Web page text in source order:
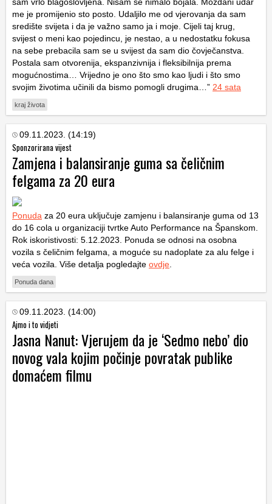
me je promijenio sto posto. Udaljilo me od vjerovanja da sam
središte svijeta i da je važno samo ja i moje. Cijeli taj krug,
svijest o meni kao pojedincu, je nestao, a u nedostatku fokusa
na sebe prebacila sam se u svijest da sam dio čovječanstva.
Postala sam otvorenija, ekspanzivnija i fleksibilnija prema
mogućnostima… Vrijedno je ono što smo kao ljudi i što smo
svojim životima učinili da bismo pomogli drugima…” 24 sata
kraj života
09.11.2023. (14:19)
Sponzorirana vijest
Zamjena i balansiranje guma sa čeličnim
felgama za 20 eura
Ponuda za 20 eura uključuje zamjenu i balansiranje guma od 13
do 16 cola u organizaciji tvrtke Auto Performance na Španskom.
Rok iskoristivosti: 5.12.2023. Ponuda se odnosi na osobna
vozila s čeličnim felgama, a moguće su nadoplate za alu felge i
veća vozila. Više detalja pogledajte ovdje
Ponuda dana
09.11.2023. (14:00)
Ajmo i to vidjeti
Jasna Nanut: Vjerujem da je ‘Sedmo nebo’ dio
novog vala kojim počinje povratak publike
domaćem filmu